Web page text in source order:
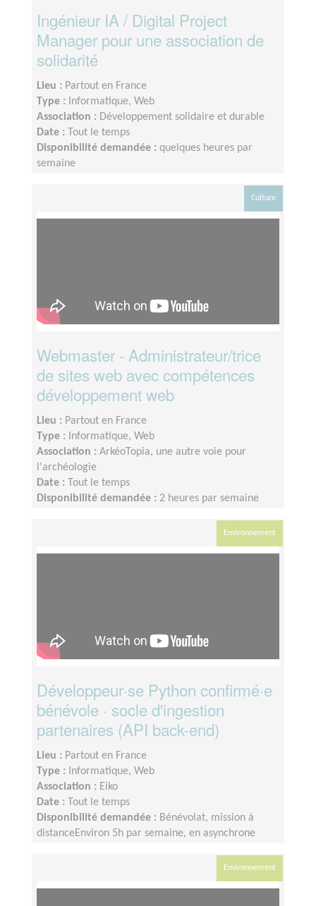
Ingénieur IA / Digital Project
Manager pour une association de
solidarité
Lieu : Partout en France
Type :
Informatique, Web
Association : Développement solidaire et durable
Date :
Tout le temps
Disponibilité demandée : quelques heures par
semaine
Culture
Webmaster - Administrateur/trice
de sites web avec compétences
développement web
Lieu : Partout en France
Type :
Informatique, Web
Association : ArkéoTopia, une autre voie pour
l'archéologie
Date :
Tout le temps
Disponibilité demandée : 2 heures par semaine
Environnement
Développeur·se Python confirmé·e
bénévole · socle d'ingestion
partenaires (API back-end)
Lieu : Partout en France
Type :
Informatique, Web
Association : Eiko
Date :
Tout le temps
Disponibilité demandée : Bénévolat, mission à
distanceEnviron 5h par semaine, en asynchrone
Jérémy (lead ingestion) avec un ticket d'onboarding
servant de prise en mainConvention d'engagement
Environnement